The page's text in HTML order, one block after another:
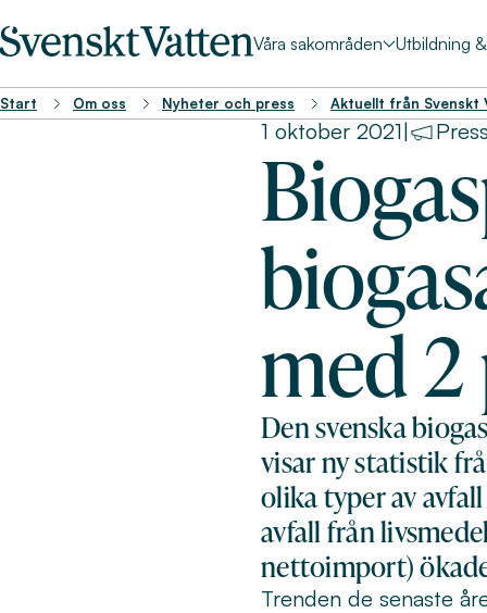
Våra sakområden Utbildning
Start Om oss Nyheter och press Aktuellt från Svenskt
1 oktober 2021|
med
Den svenska
visar ny statistik
olika typer av
avfall från
nettoimport)
Trenden de senaste